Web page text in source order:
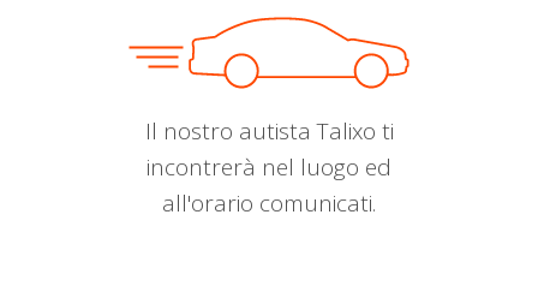
Il nostro autista Talixo ti
incontrerà nel luogo ed
all'orario comunicati.